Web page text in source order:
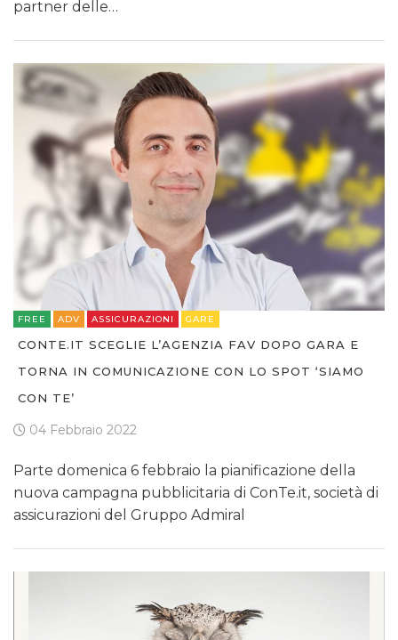
partner delle…
FREE ADV ASSICURAZIONI GARE
CONTE.IT SCEGLIE L’AGENZIA FAV DOPO GARA E
TORNA IN COMUNICAZIONE CON LO SPOT ‘SIAMO
CON TE’
04 Febbraio 2022
Parte domenica 6 febbraio la pianificazione della
nuova campagna pubblicitaria di ConTe.it, società di
assicurazioni del Gruppo Admiral